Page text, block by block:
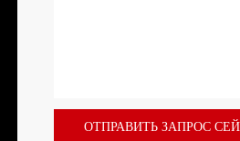
ОТПРАВИТЬ ЗАПРОС